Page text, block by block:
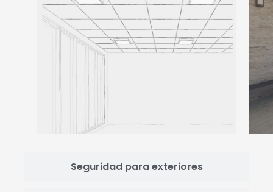
Seguridad para exteriores